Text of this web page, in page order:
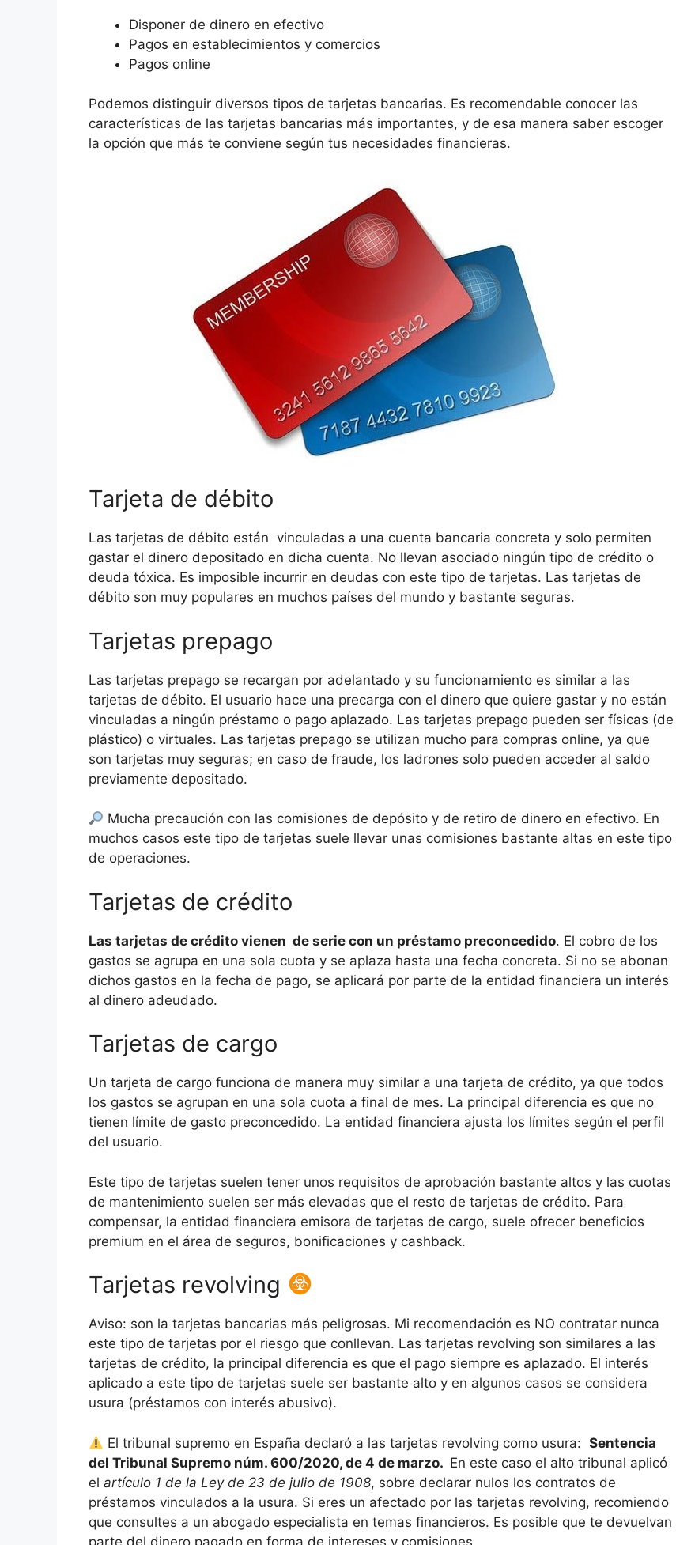
Disponer de dinero en efectivo
Pagos en establecimientos y comercios
Pagos online
Podemos distinguir diversos tipos de tarjetas bancarias. Es recomendable conocer las
características de las tarjetas bancarias más importantes, y de esa manera saber escoger
la opción que más te conviene según tus necesidades financieras.
Tarjeta de débito
Las tarjetas de débito están vinculadas a una cuenta bancaria concreta y solo permiten
gastar el dinero depositado en dicha cuenta. No llevan asociado ningún tipo de crédito o
deuda tóxica. Es imposible incurrir en deudas con este tipo de tarjetas. Las tarjetas de
débito son muy populares en muchos países del mundo y bastante seguras.
Tarjetas prepago
Las tarjetas prepago se recargan por adelantado y su funcionamiento es similar a las
tarjetas de débito. El usuario hace una precarga con el dinero que quiere gastar y no están
vinculadas a ningún préstamo o pago aplazado. Las tarjetas prepago pueden ser físicas (de
plástico) o virtuales. Las tarjetas prepago se utilizan mucho para compras online, ya que
son tarjetas muy seguras; en caso de fraude, los ladrones solo pueden acceder al saldo
previamente depositado.
Mucha precaución con las comisiones de depósito y de retiro de dinero en efectivo. En
muchos casos este tipo de tarjetas suele llevar unas comisiones bastante altas en este tipo
de operaciones.
Tarjetas de crédito
Las tarjetas de crédito vienen de serie con un préstamo preconcedido. El cobro de los
gastos se agrupa en una sola cuota y se aplaza hasta una fecha concreta. Si no se abonan
dichos gastos en la fecha de pago, se aplicará por parte de la entidad financiera un interés
al dinero adeudado.
Tarjetas de cargo
Un tarjeta de cargo funciona de manera muy similar a una tarjeta de crédito, ya que todos
los gastos se agrupan en una sola cuota a final de mes. La principal diferencia es que no
tienen límite de gasto preconcedido. La entidad financiera ajusta los límites según el perfil
del usuario.
Este tipo de tarjetas suelen tener unos requisitos de aprobación bastante altos y las cuotas
de mantenimiento suelen ser más elevadas que el resto de tarjetas de crédito. Para
compensar, la entidad financiera emisora de tarjetas de cargo, suele ofrecer beneficios
premium en el área de seguros, bonificaciones y cashback.
Tarjetas revolving
Aviso: son la tarjetas bancarias más peligrosas. Mi recomendación es NO contratar nunca
este tipo de tarjetas por el riesgo que conllevan. Las tarjetas revolving son similares a las
tarjetas de crédito, la principal diferencia es que el pago siempre es aplazado. El interés
aplicado a este tipo de tarjetas suele ser bastante alto y en algunos casos se considera
usura (préstamos con interés abusivo).
El tribunal supremo en España declaró a las tarjetas revolving como usura:Sentencia
del Tribunal Supremo núm. 600/2020, de 4 de marzo. En este caso el alto tribunal aplicó
el artículo 1 de la Ley de 23 de julio de 1908, sobre declarar nulos los contratos de
préstamos vinculados a la usura. Si eres un afectado por las tarjetas revolving, recomiendo
que consultes a un abogado especialista en temas financieros. Es posible que te devuelvan
parte del dinero pagado en forma de intereses y comisiones.